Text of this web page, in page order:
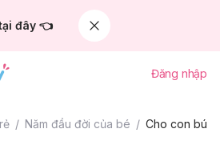
đây 👈
Đăng nhập
Năm đầu đời của bé Cho con bú